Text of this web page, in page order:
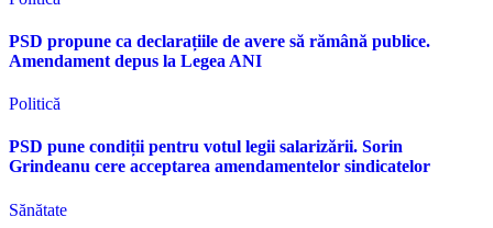
PSD propune ca declarațiile de avere să rămână publice.
Amendament depus la Legea ANI
Politică
PSD pune condiții pentru votul legii salarizării. Sorin
Grindeanu cere acceptarea amendamentelor sindicatelor
Sănătate